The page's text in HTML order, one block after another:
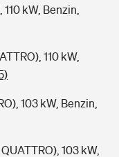
kW, Benzin,
110 kW,
103 kW, Benzin,
103 kW,